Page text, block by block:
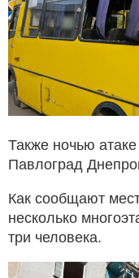
Также ночью
Павлоград
Как сообщают
несколько
три человека.